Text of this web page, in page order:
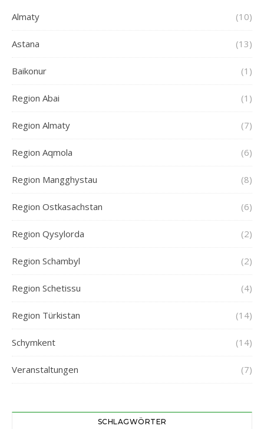
Almaty (10)
Astana (13)
Baikonur (1)
Region Abai (1)
Region Almaty (7)
Region Aqmola (6)
Region Mangghystau (8)
Region Ostkasachstan (6)
Region Qysylorda (2)
Region Schambyl (2)
Region Schetissu (4)
Region Türkistan (14)
Schymkent (14)
Veranstaltungen (7)
SCHLAGWÖRTER